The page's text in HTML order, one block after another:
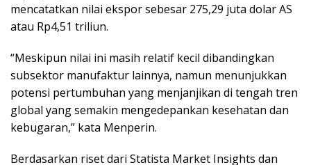
mencatatkan nilai ekspor sebesar 275,29 juta dolar AS
atau Rp4,51 triliun.
“Meskipun nilai ini masih relatif kecil dibandingkan
subsektor manufaktur lainnya, namun menunjukkan
potensi pertumbuhan yang menjanjikan di tengah tren
global yang semakin mengedepankan kesehatan dan
kebugaran,” kata Menperin.
Berdasarkan riset dari Statista Market Insights dan